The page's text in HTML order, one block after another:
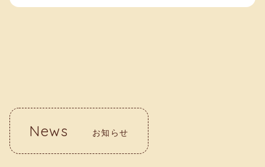
す。クリーフでの経験が、自分の「働く
News お知らせ